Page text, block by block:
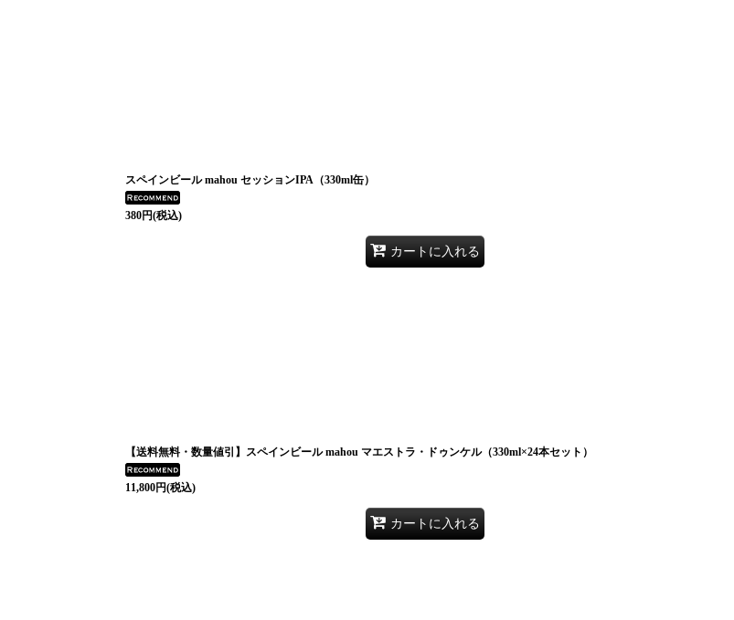
スペインビール mahou セッションIPA（330ml缶）
380円(税込)
カートに入れる
【送料無料・数量値引】スペインビール mahou マエストラ・ドゥンケル（330ml×24本セット）
11,800円(税込)
カートに入れる